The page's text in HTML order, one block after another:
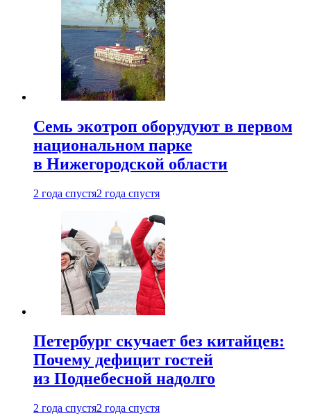
Семь экотроп оборудуют в первом
национальном парке
в Нижегородской области
2 года спустя2 года спустя
Петербург скучает без китайцев:
Почему дефицит гостей
из Поднебесной надолго
2 года спустя2 года спустя